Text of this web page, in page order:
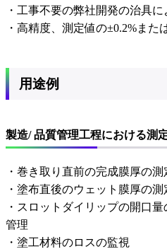
・工事不要の弊社開発の治具
・高精度、測定値の±0.2%また
用途例
製造/ 品質管理工程における測
・巻き取り直前の完成膜厚の測
・塗布直後のウェット膜厚の測
・スロットダイリップの開口
管理
・塗工材料のロスの監視